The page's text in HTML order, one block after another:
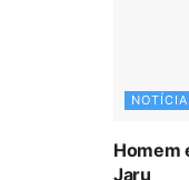
Homem
Jaru